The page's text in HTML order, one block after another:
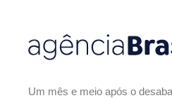
Um mês e meio após o